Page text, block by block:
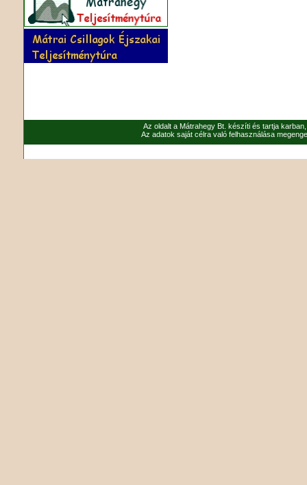
Az oldalt a Mátrahegy Bt. készíti és tartja
Az adatok saját célra való felhasználása